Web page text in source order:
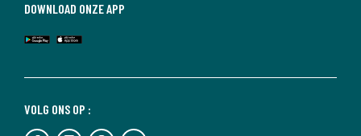
VOLG ONS OP :
DOWNLOAD ONZE APP